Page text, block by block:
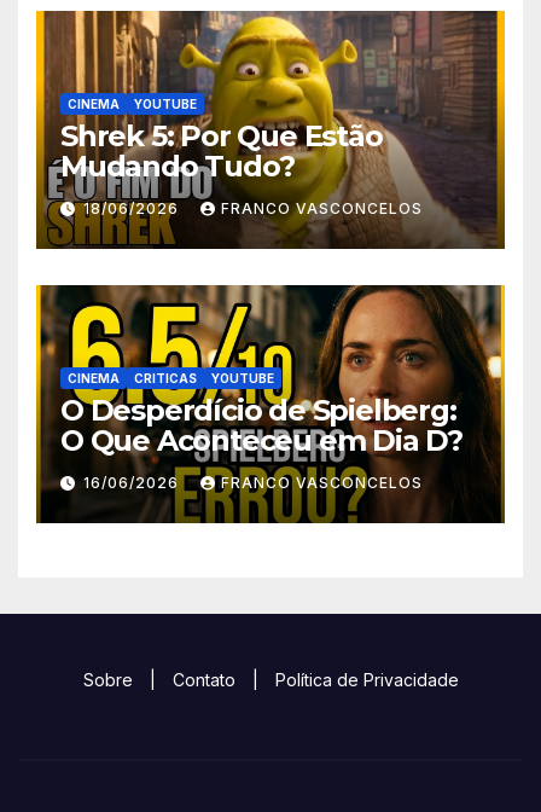
CINEMA YOUTUBE
Shrek 5: Por Que Estão
Mudando Tudo?
18/06/2026 FRANCO VASCONCELOS
CINEMA CRITICAS YOUTUBE
O Desperdício de Spielberg:
O Que Aconteceu em Dia D?
16/06/2026 FRANCO VASCONCELOS
Sobre Contato Política de Privacidade